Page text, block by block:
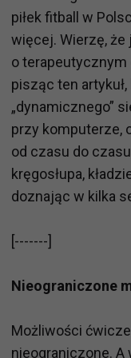
piłek fitball w
więcej. Wierzę,
o terapeutycznym
pisząc ten
„dynamicznego”
przy komputerze,
od czasu do
kręgosłupa,
doznając w kilka
[-------]
Nieograniczone
Możliwości
nieograniczone. A